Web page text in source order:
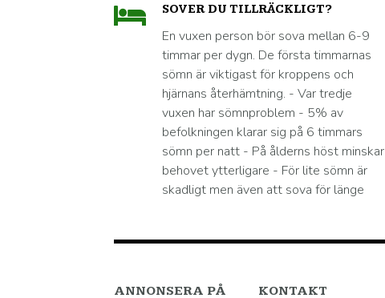
SOVER DU TILLRÄCKLIGT?
En vuxen person bör sova mellan 6-9
timmar per dygn. De första timmarnas
sömn är viktigast för kroppens och
hjärnans återhämtning. - Var tredje
vuxen har sömnproblem - 5% av
befolkningen klarar sig på 6 timmars
sömn per natt - På ålderns höst minskar
behovet ytterligare - För lite sömn är
skadligt men även att sova för länge
ANNONSERA PÅ KONTAKT